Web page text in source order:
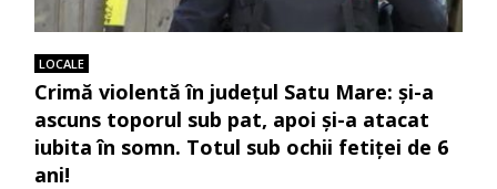
LOCALE
Crimă violentă în județul Satu Mare: și-a
ascuns toporul sub pat, apoi și-a atacat
iubita în somn. Totul sub ochii fetiței de 6
ani!